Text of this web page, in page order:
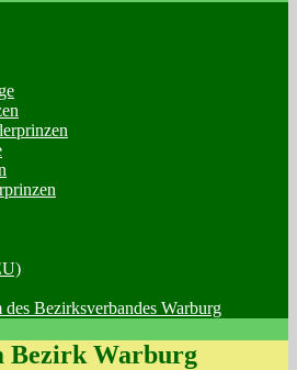
Bezirksverbandes Warburg
Bezirk Warburg